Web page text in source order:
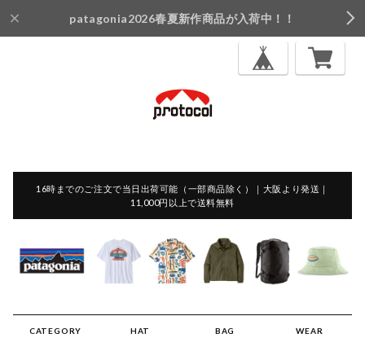
patagonia2026春夏新作商品が入荷中！！
16時までのご注文で当日出荷可能（一部商品除く）｜大阪より発送｜
11,000円以上で送料無料
CATEGORY HAT BAG WEAR